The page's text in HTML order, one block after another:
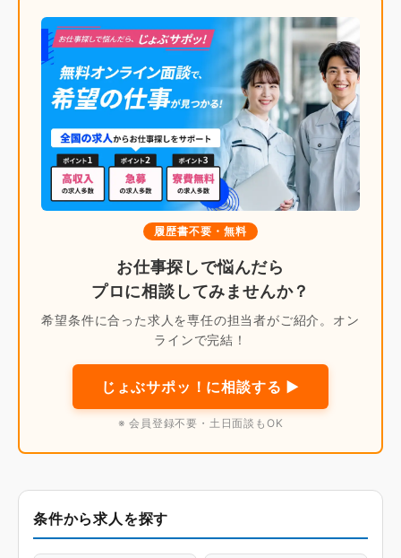
履歴書不要・無料
お仕事探しで悩んだら
プロに相談してみませんか？
希望条件に合った求人を専任の担当者がご紹介。オン
ラインで完結！
じょぶサポッ！に相談する ▶
※ 会員登録不要・土日面談もOK
条件から求人を探す